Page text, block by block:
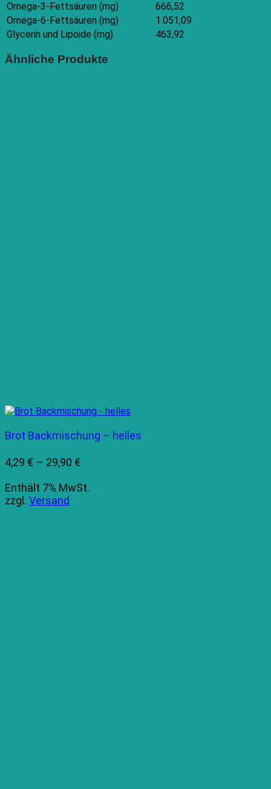
Omega-3-Fettsäuren (mg)
666,52
Omega-6-Fettsäuren (mg)
1.051,09
Glycerin und Lipoide (mg)
463,92
Ähnliche Produkte
Brot Backmischung – helles
4,29 € – 29,90 €
bis
Enthält 7% MwSt.
zzgl. Versand